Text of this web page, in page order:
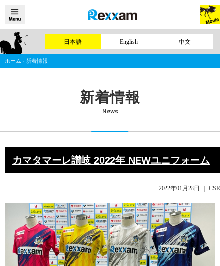
日本語 English 中文
ホーム › 新着情報
新着情報
News
カマタマーレ讃岐 2022年 NEWユニフォーム
2022年01月28日 CSR